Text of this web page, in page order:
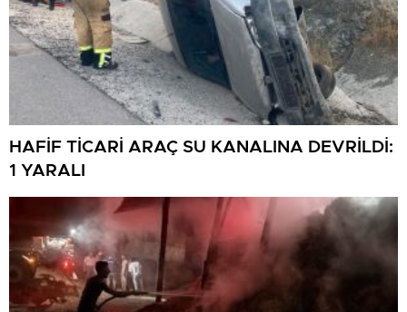
HAFİF TİCARİ ARAÇ SU KANALINA DEVRİLDİ:
1 YARALI